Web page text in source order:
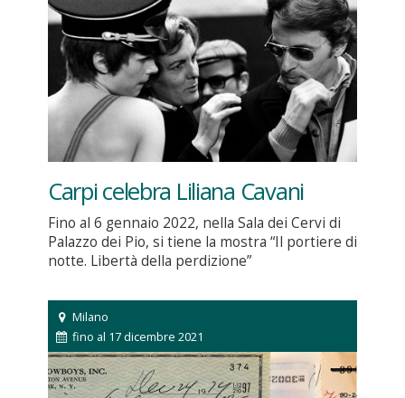
Carpi celebra Liliana Cavani
Fino al 6 gennaio 2022, nella Sala dei Cervi di
Palazzo dei Pio, si tiene la mostra “Il portiere di
notte. Libertà della perdizione”
Milano
fino al 17 dicembre 2021